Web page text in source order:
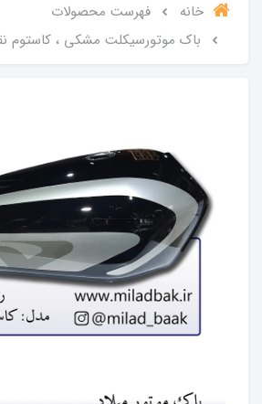
خانه
فهرست محصولات
باک موتورسیکلت مشکی ، کاستوم